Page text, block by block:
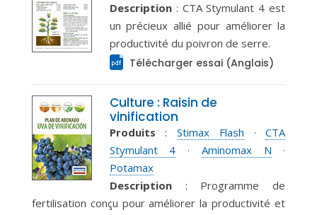
Description : CTA Stymulant 4 est
un précieux allié pour améliorer la
productivité du poivron de serre.
Télécharger essai (Anglais)
Culture : Raisin de
vinification
Produits:Stimax Flash ·CTA
Stymulant 4 · Aminomax N ·
Potamax
Description : Programme de
fertilisation conçu pour améliorer la productivité et